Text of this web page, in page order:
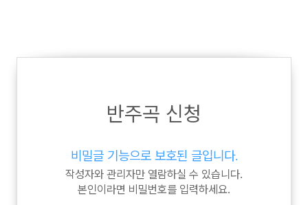
반주곡 신청
비밀글 기능으로 보호된 글입니다.
작성자와 관리자만 열람하실 수 있습니다.
본인이라면 비밀번호를 입력하세요.